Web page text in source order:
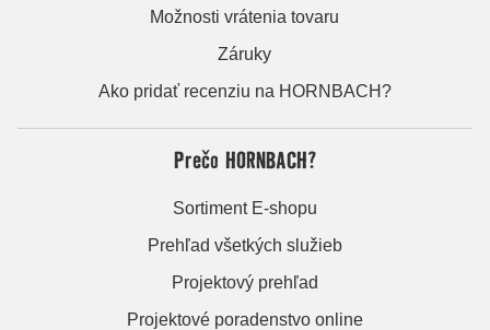
Možnosti vrátenia tovaru
Záruky
Ako pridať recenziu na HORNBACH?
Prečo HORNBACH?
Sortiment E-shopu
Prehľad všetkých služieb
Projektový prehľad
Projektové poradenstvo online